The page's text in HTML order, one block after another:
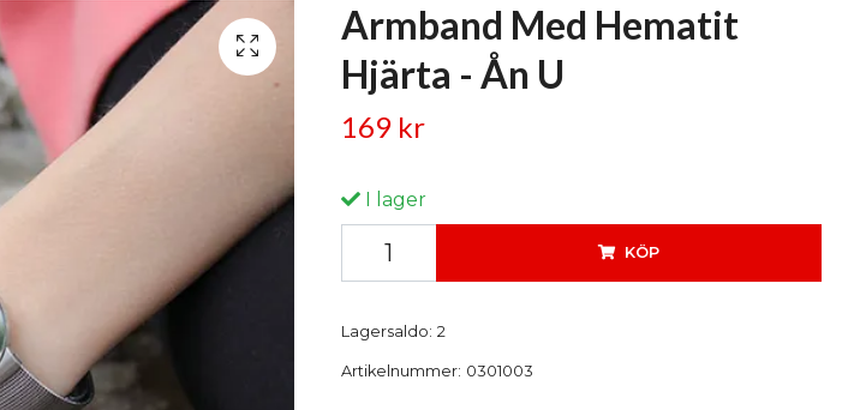
Armband Med Hematit
Hjärta - Ån U
169 kr
I lager
KÖP
Lagersaldo: 2
Artikelnummer: 0301003